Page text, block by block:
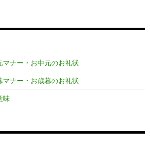
マナー・お中元のお礼状
マナー・お歳暮のお礼状
味